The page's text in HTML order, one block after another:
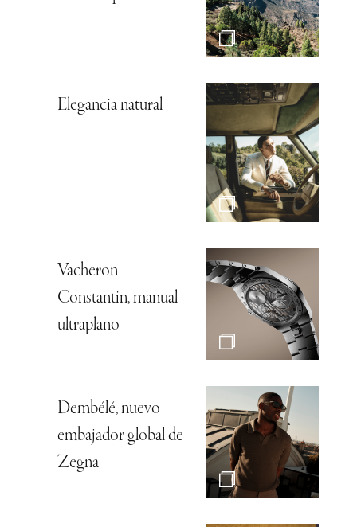
Elegancia natural
Vacheron
Constantin, manual
ultraplano
Dembélé, nuevo
embajador global de
Zegna